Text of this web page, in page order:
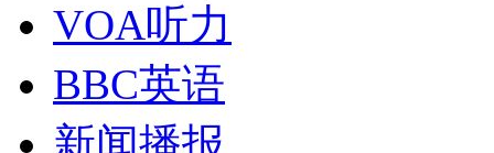
VOA听力
BBC英语